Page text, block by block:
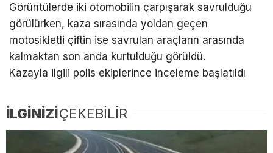
Görüntülerde iki otomobilin çarpışarak savrulduğu
görülürken, kaza sırasında yoldan geçen
motosikletli çiftin ise savrulan araçların arasında
kalmaktan son anda kurtulduğu görüldü.
Kazayla ilgili polis ekiplerince inceleme başlatıldı
İLGİNİZİÇEKEBİLİR